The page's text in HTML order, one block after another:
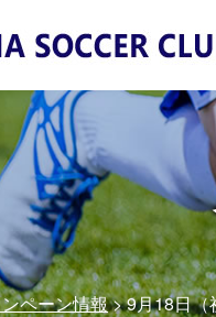
ペーン情報> 9月18日（